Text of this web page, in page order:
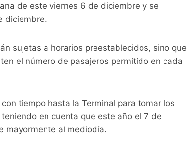
de este viernes 6 de diciembre y se
diciembre.
sujetas a horarios preestablecidos, sino que
el número de pasajeros permitido en cada
tiempo hasta la Terminal para tomar los
en cuenta que este año el 7 de
mayormente al mediodía.